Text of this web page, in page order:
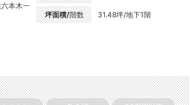
本木一
坪面積/階数 31.48坪/地下1階